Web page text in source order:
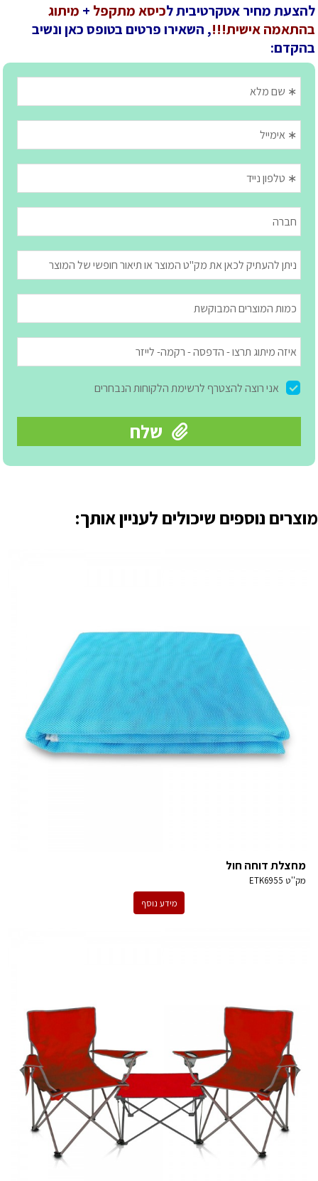
להצעת מחיר אטקרטיבית לכיסא מתקפל + מיתוג
בהתאמה אישית!!!, השאירו פרטים בטופס כאן ונשיב
בהקדם:
מוצרים נוספים שיכולים לעניין אותך:
מחצלת דוחה חול
מק''ט ETK6955
מידע נוסף